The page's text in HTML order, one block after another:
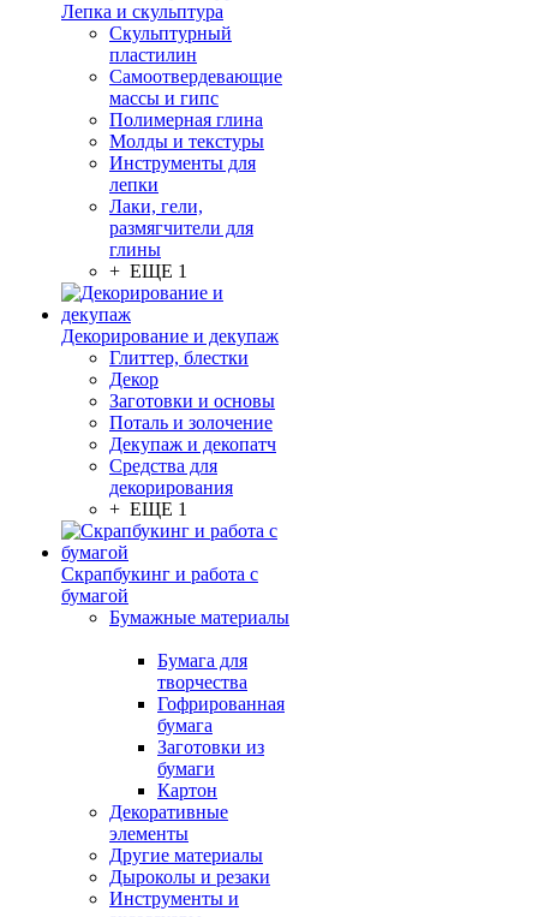
Лепка и скульптура
Скульптурный
пластилин
Самоотвердевающие
массы и гипс
Полимерная глина
Молды и текстуры
Инструменты для
лепки
Лаки, гели,
размягчители для
глины
+ ЕЩЕ 1
Декорирование и декупаж
Глиттер, блестки
Декор
Заготовки и основы
Поталь и золочение
Декупаж и декопатч
Средства для
декорирования
+ ЕЩЕ 1
Скрапбукинг и работа с
бумагой
Бумажные материалы
Бумага для
творчества
Гофрированная
бумага
Заготовки из
бумаги
Картон
Декоративные
элементы
Другие материалы
Дыроколы и резаки
Инструменты и